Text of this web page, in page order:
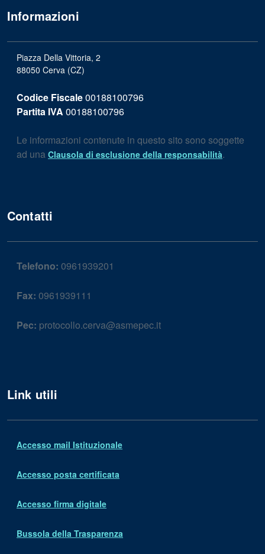
Informazioni
Piazza Della Vittoria, 2
88050 Cerva (CZ)
Codice Fiscale00188100796
Partita IVA 00188100796
Le informazioni contenute in questo sito sono soggette
ad una Clausola di esclusione della responsabilità.
Contatti
Telefono: 0961939201
Fax: 0961939111
Pec: protocollo.cerva@asmepec.it
Link utili
Accesso mail Istituzionale
Accesso posta certificata
Accesso firma digitale
Bussola della Trasparenza